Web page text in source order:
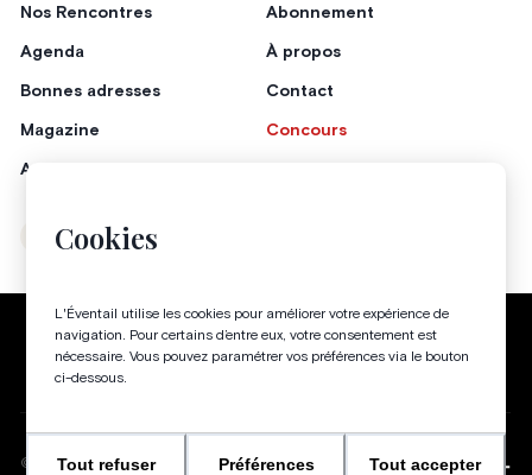
Cookies
L'Éventail utilise les cookies pour améliorer votre expérience de
navigation. Pour certains d’entre eux, votre consentement est
nécessaire. Vous pouvez paramétrer vos préférences via le bouton
ci-dessous.
Tout refuser Préférences Tout accepter
Nos Rencontres
Agenda
Bonnes adresses
Magazine
Annonceurs
Abonnement
À propos
Contact
Concours
Instagram
Politique de confidentialité Conditions générales
Gestion des cookies
© 2026-TOUS DROITS RÉSERVÉS WEBSITE BY